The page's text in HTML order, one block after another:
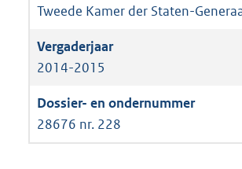
Tweede Kamer der Staten-
2014-2015
28676 nr. 228